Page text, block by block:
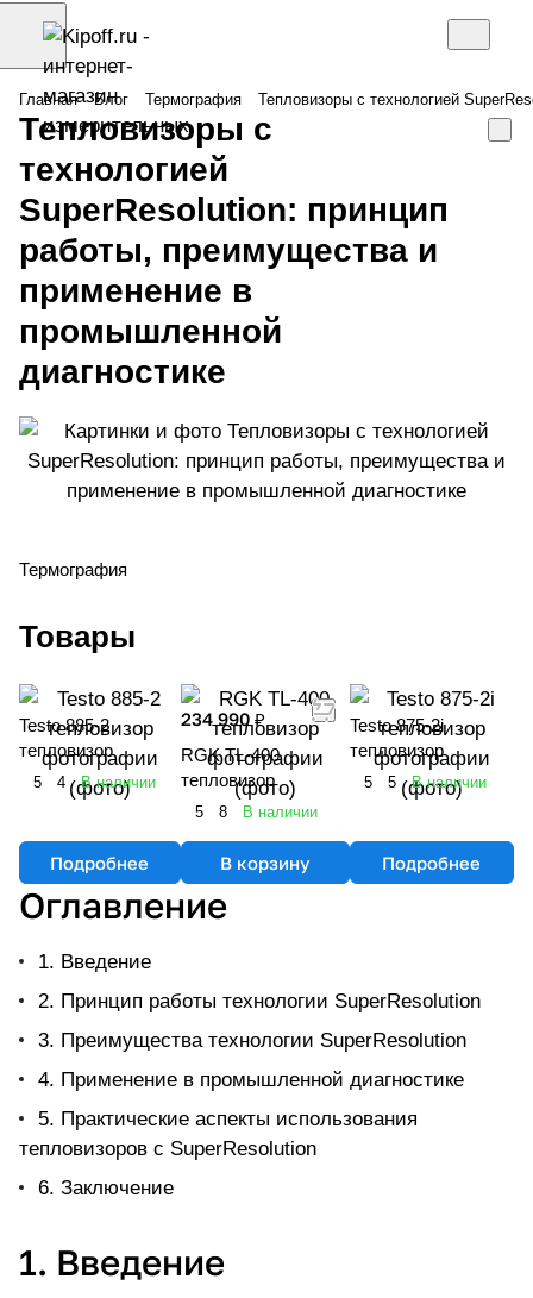
Главная Блог Термография Тепловизоры с технологией
Тепловизоры с
технологией
SuperResolution: принцип
работы, преимущества и
применение в
промышленной
диагностике
Термография
Товары
Testo 885-2
тепловизор
5 4 В наличии
Подробнее
234 990 ₽
RGK TL-400
тепловизор
5 8 В наличии
В корзину
Testo 875-2i
тепловизор
5 5 В наличии
Подробнее
Оглавление
1. Введение
2. Принцип работы технологии SuperResolution
3. Преимущества технологии SuperResolution
4. Применение в промышленной диагностике
5. Практические аспекты использования
тепловизоров с SuperResolution
6. Заключение
1. Введение